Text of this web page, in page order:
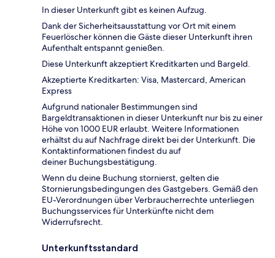
In dieser Unterkunft gibt es keinen Aufzug.
Dank der Sicherheitsausstattung vor Ort mit einem
Feuerlöscher können die Gäste dieser Unterkunft ihren
Aufenthalt entspannt genießen.
Diese Unterkunft akzeptiert Kreditkarten und Bargeld.
Akzeptierte Kreditkarten: Visa, Mastercard, American
Express
Aufgrund nationaler Bestimmungen sind
Bargeldtransaktionen in dieser Unterkunft nur bis zu einer
Höhe von 1000 EUR erlaubt. Weitere Informationen
erhältst du auf Nachfrage direkt bei der Unterkunft. Die
Kontaktinformationen findest du auf
deiner Buchungsbestätigung.
Wenn du deine Buchung stornierst, gelten die
Stornierungsbedingungen des Gastgebers. Gemäß den
EU-Verordnungen über Verbraucherrechte unterliegen
Buchungsservices für Unterkünfte nicht dem
Widerrufsrecht.
Unterkunftsstandard